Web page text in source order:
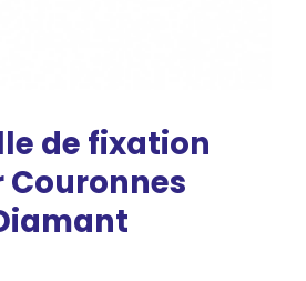
de fixation
Couronnes